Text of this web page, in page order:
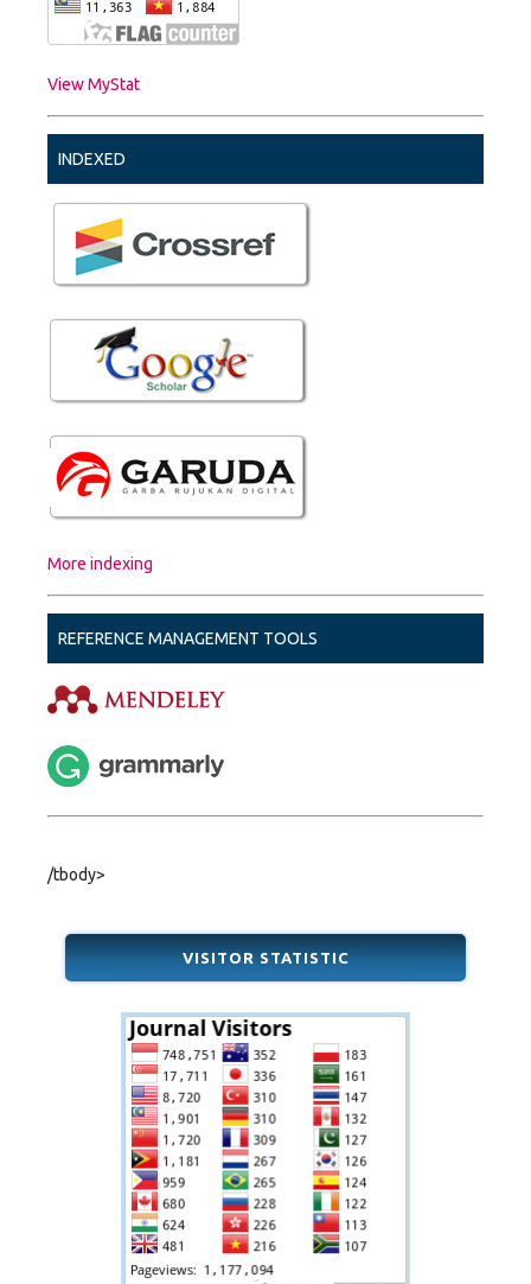
View MyStat
INDEXED
More indexing
REFERENCE MANAGEMENT TOOLS
/tbody>
VISITOR STATISTIC